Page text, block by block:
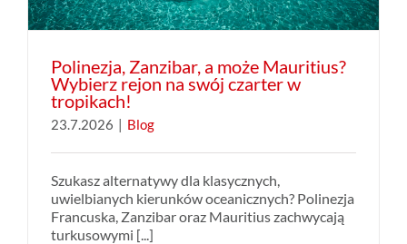
Polinezja, Zanzibar, a może Mauritius?
Wybierz rejon na swój czarter w
tropikach!
23.7.2026 | Blog
Szukasz alternatywy dla klasycznych,
uwielbianych kierunków oceanicznych? Polinezja
Francuska, Zanzibar oraz Mauritius zachwycają
turkusowymi [...]